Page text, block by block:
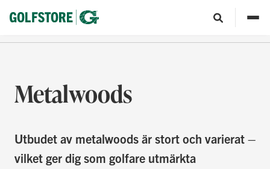
Metalwoods
Utbudet av metalwoods är stort och varierat –
vilket ger dig som golfare utmärkta